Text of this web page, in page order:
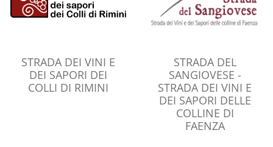
STRADA DEI VINI E
DEI SAPORI DEI
COLLI DI RIMINI
STRADA DEL
SANGIOVESE -
STRADA DEI VINI E
DEI SAPORI DELLE
COLLINE DI
FAENZA